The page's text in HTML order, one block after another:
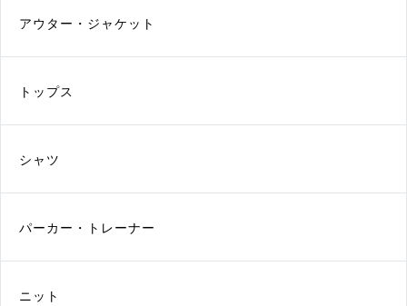
アウター・ジャケット
トップス
シャツ
パーカー・トレーナー
ニット